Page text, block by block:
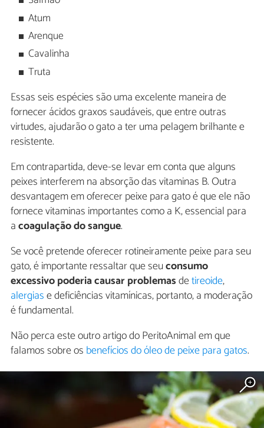
Atum
Arenque
Cavalinha
Truta
Essas seis espécies são uma excelente maneira de
fornecer ácidos graxos saudáveis, que entre outras
virtudes, ajudarão o gato a ter uma pelagem brilhante e
resistente.
Em contrapartida, deve-se levar em conta que alguns
peixes interferem na absorção das vitaminas B. Outra
desvantagem em oferecer peixe para gato é que ele não
fornece vitaminas importantes como a K, essencial para
acoagulação do sangue.
Se você pretende oferecer rotineiramente peixe para seu
gato, é importante ressaltar que seuconsumo
excessivo poderia causar problemasdetireoide,
alergiase deficiências vitamínicas, portanto, a moderação
é fundamental.
Não perca este outro artigo do PeritoAnimal em que
falamos sobre os benefícios do óleo de peixe para gatos.